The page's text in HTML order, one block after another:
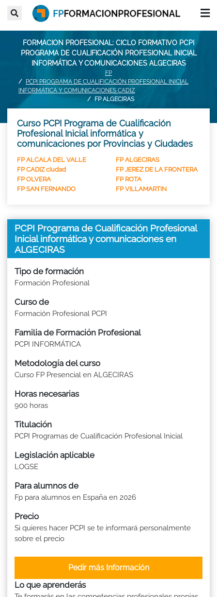
FORMACION PROFESIONAL: CICLO FORMATIVO PCPI
PROGRAMA DE CUALIFICACIÓN PROFESIONAL INICIAL
INFORMÁTICA Y COMUNICACIONES ALGECIRAS
FP
PCPI PROGRAMA DE CUALIFICACIÓN PROFESIONAL INICIAL
INFORMÁTICA Y COMUNICACIONES CADIZ
FP ALGECIRAS
Curso PCPI Programa de Cualificación
Profesional Inicial informática y
comunicaciones por Provincias y Ciudades
FP ALCALA DEL VALLE
FP ALGECIRAS
FP CADIZ ciudad
FP JEREZ DE LA FRONTERA
FP OLVERA
FP ROTA
FP SAN FERNANDO
FP VILLAMARTIN
PCPI Programa de Cualificación Profesional
Inicial informática y comunicaciones en
ALGECIRAS
Tipo de formación
Formación Profesional
Curso de
Formación Profesional PCPI
Familia de Formación Profesional
PCPI INFORMÁTICA
Metodología del curso
Curso FP Presencial en ALGECIRAS
Horas necesarias
900 horas
Titulación
PCPI Programas de Cualificación Profesional Inicial
Legislación aplicable
LOGSE
Para alumnos de
Fp para alumnos en España en 2026
Precio
Si quieres hacer PCPI se te informará personalmente
sobre el precio
Pedir más Información
Lo que aprenderás